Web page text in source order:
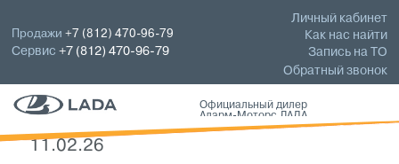
Личный кабинет
Как нас найти
Запись на ТО
Обратный звонок
Продажи+7 (812) 470-96-79
Сервис+7 (812) 470-96-79
Официальный дилер
Аларм-Моторс ЛАДА
11.02.26